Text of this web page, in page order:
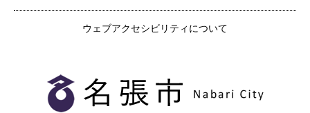
ウェブアクセシビリティについて